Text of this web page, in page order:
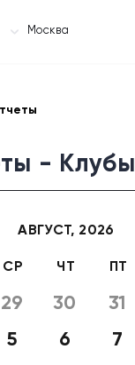
Москва
- Клубы
АВГУСТ, 2026
СР ЧТ ПТ
29 30 31
5 6 7